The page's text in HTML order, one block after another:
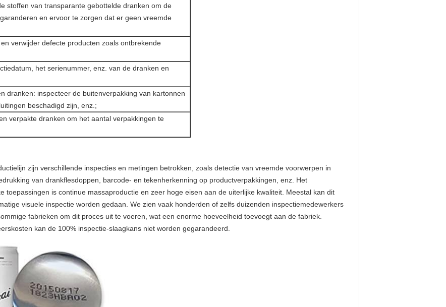
stoffen van transparante gebottelde dranken om de
en ervoor te zorgen dat er geen vreemde
verwijder defecte producten zoals ontbrekende
het serienummer, enz. van de dranken en
dranken: inspecteer de buitenverpakking van kartonnen
beschadigd zijn, enz.;
verpakte dranken om het aantal verpakkingen te
zijn verschillende inspecties en metingen betrokken, zoals detectie van vreemde voorwerpen in
van drankflesdoppen, barcode- en tekenherkenning op productverpakkingen, enz. Het
toepassingen is continue massaproductie en zeer hoge eisen aan de uiterlijke kwaliteit. Meestal kan dit
visuele inspectie worden gedaan. We zien vaak honderden of zelfs duizenden inspectiemedewerkers
fabrieken om dit proces uit te voeren, wat een enorme hoeveelheid toevoegt aan de fabriek.
kan de 100% inspectie-slaagkans niet worden gegarandeerd.